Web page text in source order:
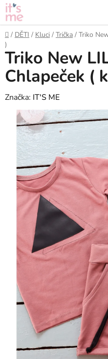
Přejít
na
obsah
Domů
/ DĚTI / Kluci / Trička / Triko
)
Triko New
Chlapeček (
Značka: IT'S ME